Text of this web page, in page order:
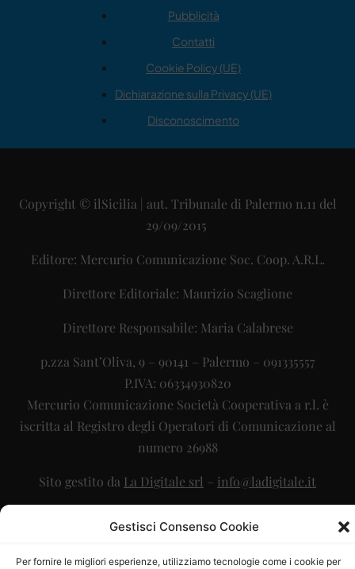
Gestisci Consenso Cookie
Per fornire le migliori esperienze, utilizziamo tecnologie come i cookie per
Pubblicità
Contatti
Cookie Policy (UE)
Dichiarazione sulla Privacy (UE)
Disconoscimento
Copyright © ilSicilia | aut. Tribunale di Palermo n.11 del
29/09/2015
Editore: Mercurio Comunicazione Soc. Coop. A.R.L.
Direttore Editoriale: Maurizio Scaglione
Direttore Responsabile: Maria Calabrese
p.zza Sant’Oliva, 9 – 90141 – Palermo – 091335557
P.IVA: 06334930820
Mercurio Comunicazione Società Cooperativa a r.l. è
iscritta al Registro degli Operatori di Comunicazione al
numero 26988
Sito gestito da La Digitale srl – info@ladigitale.it